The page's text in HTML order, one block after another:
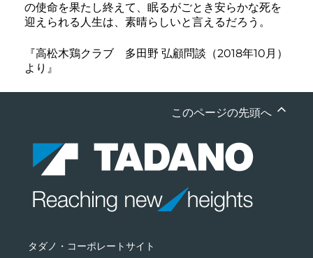
の使命を果たし終えて、眠るがごとき安らかな死を
迎えられる人生は、素晴らしいと言えるだろう。
『高松木鶏クラブ 多田野 弘顧問談（2018年10月）
より』
このページの先頭へ
タダノ・コーポレートサイト